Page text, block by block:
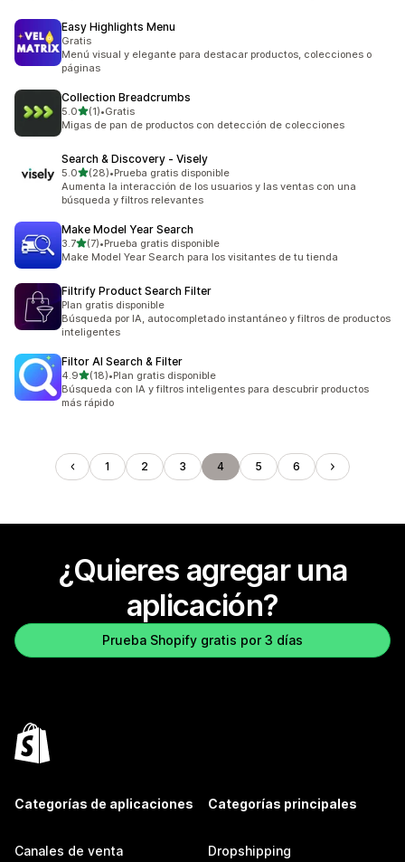
Easy Highlights Menu
Gratis
Menú visual y elegante para destacar productos, colecciones o
páginas
Collection Breadcrumbs
5.0de 5 estrellas
(1)
1 reseñas en total
•Gratis
Migas de pan de productos con detección de colecciones
Search & Discovery ‑ Visely
5.0de 5 estrellas
(28)
28 reseñas en total
•Prueba gratis disponible
Aumenta la interacción de los usuarios y las ventas con una
búsqueda y filtros relevantes
Make Model Year Search
3.7de 5 estrellas
(7)
7 reseñas en total
•Prueba gratis disponible
Make Model Year Search para los visitantes de tu tienda
Filtrify Product Search Filter
Plan gratis disponible
Búsqueda por IA, autocompletado instantáneo y filtros de productos
inteligentes
Filtor AI Search & Filter
4.9de 5 estrellas
(18)
18 reseñas en total
•Plan gratis disponible
Búsqueda con IA y filtros inteligentes para descubrir productos
más rápido
1 2 3 4 5 6
¿Quieres agregar una
aplicación?
Prueba Shopify gratis por 3 días
Categorías de aplicaciones
Canales de venta
Categorías principales
Dropshipping